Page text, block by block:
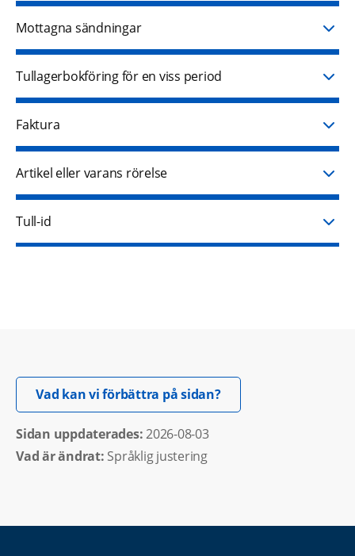
Mottagna sändningar
Tullagerbokföring för en viss period
Faktura
Artikel eller varans rörelse
Tull-id
Vad kan vi förbättra på sidan?Öppnas i nytt fönster.
Sidan uppdaterades: 2026-08-03
Vad är ändrat: Språklig justering